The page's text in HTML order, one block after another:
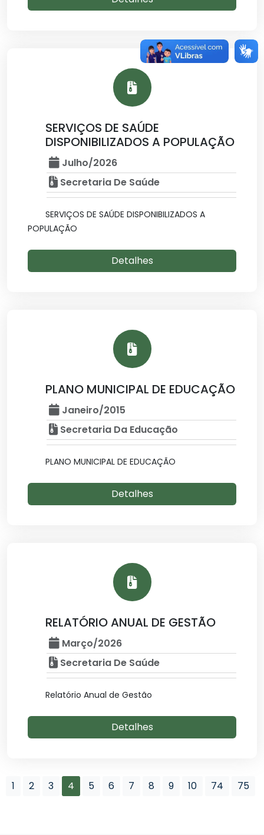
SERVIÇOS DE SAÚDE
DISPONIBILIZADOS A POPULAÇÃO
Julho/2026
Secretaria De Saúde
SERVIÇOS DE SAÚDE DISPONIBILIZADOS A
POPULAÇÃO
Detalhes
PLANO MUNICIPAL DE EDUCAÇÃO
Janeiro/2015
Secretaria Da Educação
PLANO MUNICIPAL DE EDUCAÇÃO
Detalhes
RELATÓRIO ANUAL DE GESTÃO
Março/2026
Secretaria De Saúde
Relatório Anual de Gestão
Detalhes
1 2 3 4 5 6 7 8 9 10 74 75